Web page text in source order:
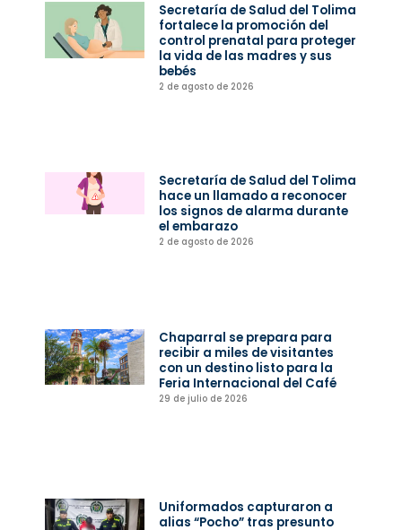
Secretaría de Salud del Tolima
fortalece la promoción del
control prenatal para proteger
la vida de las madres y sus
bebés
2 de agosto de 2026
Secretaría de Salud del Tolima
hace un llamado a reconocer
los signos de alarma durante
el embarazo
2 de agosto de 2026
Chaparral se prepara para
recibir a miles de visitantes
con un destino listo para la
Feria Internacional del Café
29 de julio de 2026
Uniformados capturaron a
alias “Pocho” tras presunto